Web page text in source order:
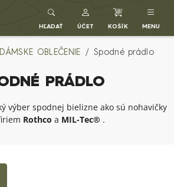
RANGE SK
HĽADAŤ ÚČET KOŠÍK MENU
DÁMSKE OBLEČENIE Spodné prádlo
PRÁDLO
výber spodnej bielizne ako sú nohavičky
Rothco a MIL-Tec® .